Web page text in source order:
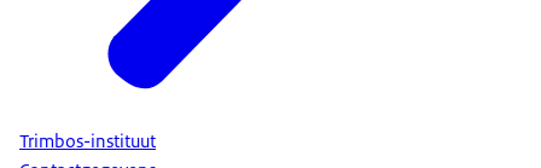
Trimbos-instituut